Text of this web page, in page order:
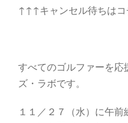
↑↑↑キャンセル待ちは
すべてのゴルファーを
ズ・ラボです。
１１／２７（水）に午